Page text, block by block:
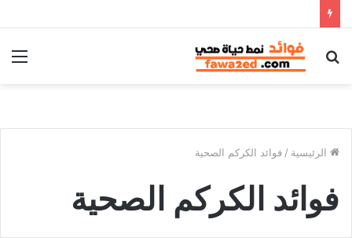
بحث
الرئيسية / فوائد الكركم الصحية
فوائد الكركم الصحية